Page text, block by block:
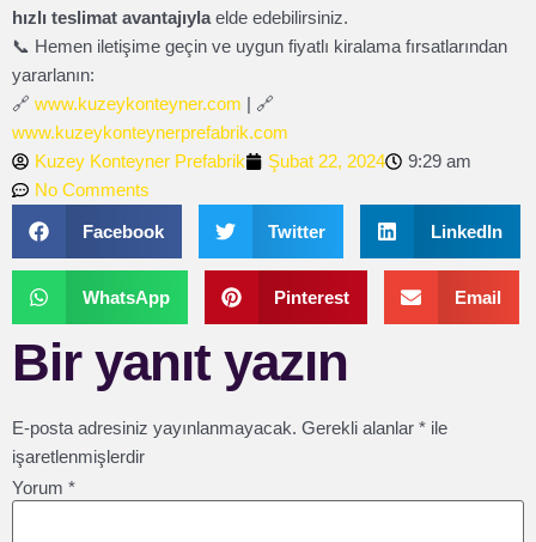
hızlı teslimat avantajıylaelde edebilirsiniz.
📞 Hemen iletişime geçin ve uygun fiyatlı kiralama fırsatlarından
yararlanın:
🔗 www.kuzeykonteyner.com | 🔗
www.kuzeykonteynerprefabrik.com
Kuzey Konteyner Prefabrik
Şubat 22, 2024
9:29 am
No Comments
Facebook Twitter LinkedIn
WhatsApp Pinterest Email
Bir yanıt yazın
E-posta adresiniz yayınlanmayacak. Gerekli alanlar * ile
işaretlenmişlerdir
Yorum *